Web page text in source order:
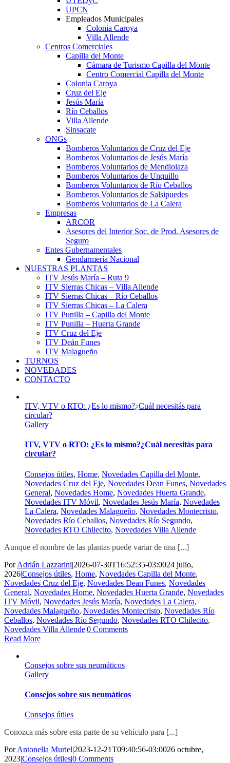
UPCN
Empleados Municipales
Colonia Caroya
Villa Allende
Centros Comerciales
Capilla del Monte
Cámara de Turismo Capilla del Monte
Centro Comercial Capilla del Monte
Colonia Caroya
Cruz del Eje
Jesús María
Río Ceballos
Villa Allende
Sinsacate
ONGs
Bomberos Voluntarios de Cruz del Eje
Bomberos Voluntarios de Jesús María
Bomberos Voluntarios de Mendiolaza
Bomberos Voluntarios de Unquillo
Bomberos Voluntarios de Río Ceballos
Bomberos Voluntarios de Salsipuedes
Bomberos Voluntarios de La Calera
Empresas
ARCOR
Asesores del Interior Soc. de Prod. Asesores de
Seguro
Entes Gubernamentales
Gendarmería Nacional
NUESTRAS PLANTAS
ITV Jesús María – Ruta 9
ITV Sierras Chicas – Villa Allende
ITV Sierras Chicas – Río Ceballos
ITV Sierras Chicas – La Calera
ITV Punilla – Capilla del Monte
ITV Punilla – Huerta Grande
ITV Cruz del Eje
ITV Deán Funes
ITV Malagueño
TURNOS
NOVEDADES
CONTACTO
ITV, VTV o RTO: ¿Es lo mismo?¿Cuál necesitás para
circular?
Gallery
ITV, VTV o RTO: ¿Es lo mismo?¿Cuál necesitás para
circular?
Consejos útiles, Home, Novedades Capilla del Monte,
Novedades Cruz del Eje, Novedades Dean Funes, Novedades
General, Novedades Home, Novedades Huerta Grande,
Novedades ITV Móvil, Novedades Jesús María, Novedades
La Calera, Novedades Malagueño, Novedades Montecristo,
Novedades Río Ceballos, Novedades Río Segundo,
Novedades RTO Chilecito, Novedades Villa Allende
Aunque el nombre de las plantas puede variar de una [...]
PorAdrián Lazzarini|2026-07-30T16:52:35-03:0024 julio,
2026|Consejos útiles, Home, Novedades Capilla del Monte,
Novedades Cruz del Eje, Novedades Dean Funes, Novedades
General, Novedades Home, Novedades Huerta Grande, Novedades
ITV Móvil, Novedades Jesús María, Novedades La Calera,
Novedades Malagueño, Novedades Montecristo, Novedades Río
Ceballos, Novedades Río Segundo, Novedades RTO Chilecito,
Novedades Villa Allende|0 Comments
Read More
Consejos sobre sus neumáticos
Gallery
Consejos sobre sus neumáticos
Consejos útiles
Conozca más sobre esta parte de su vehículo para [...]
PorAntonella Muriel|2023-12-21T09:40:56-03:0026 octubre,
2023|Consejos útiles|0 Comments